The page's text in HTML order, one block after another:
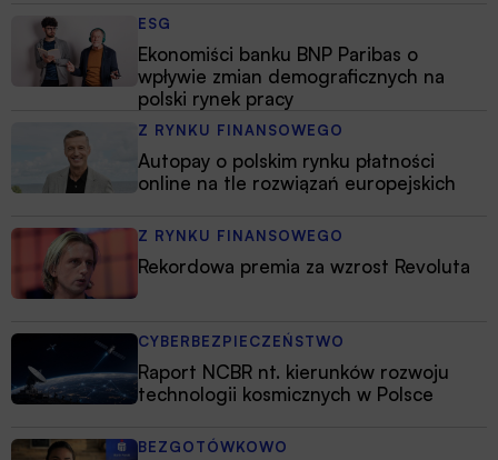
ESG
Ekonomiści banku BNP Paribas o
wpływie zmian demograficznych na
polski rynek pracy
Z RYNKU FINANSOWEGO
Autopay o polskim rynku płatności
online na tle rozwiązań europejskich
Z RYNKU FINANSOWEGO
Rekordowa premia za wzrost Revoluta
CYBERBEZPIECZEŃSTWO
Raport NCBR nt. kierunków rozwoju
technologii kosmicznych w Polsce
BEZGOTÓWKOWO